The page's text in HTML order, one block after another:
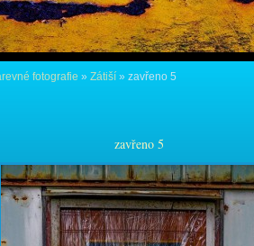
fotografie » Zátiší » zavřeno 5
zavřeno 5